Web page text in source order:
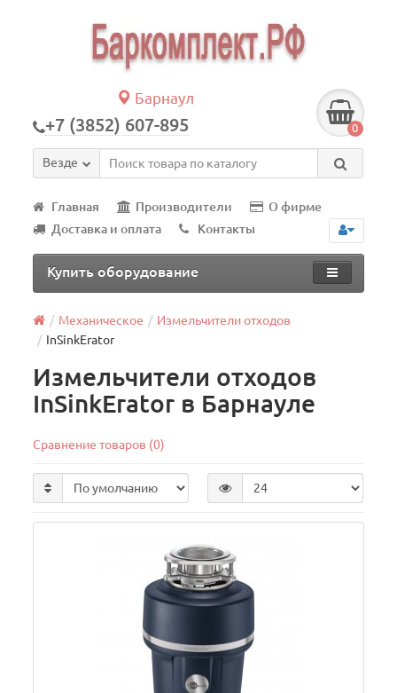
Барнаул
+7 (3852) 607-895 0
Везде
Главная Производители
О фирме
Доставка и оплата
Контакты
Купить оборудование
Механическое
Измельчители отходов
InSinkErator
Измельчители отходов
InSinkErator в Барнауле
Сравнение товаров (0)